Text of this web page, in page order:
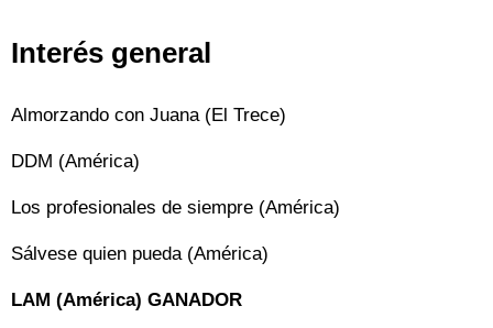
Interés general
Almorzando con Juana (El Trece)
DDM (América)
Los profesionales de siempre (América)
Sálvese quien pueda (América)
LAM (América) GANADOR